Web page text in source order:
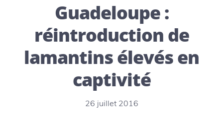
une
solution
durable
pour
les
îles
Guadeloupe :
réintroduction de
lamantins élevés en
captivité
26 juillet 2016